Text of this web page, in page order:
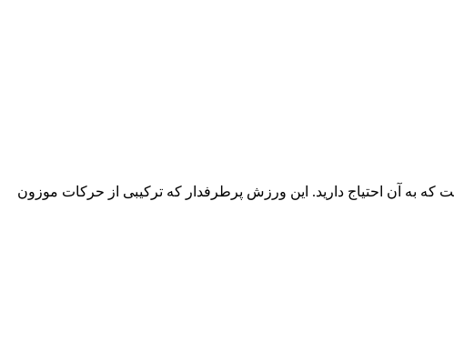
که به آن احتیاج دارید. این ورزش پرطرفدار که ترکیبی از حرکات موزون